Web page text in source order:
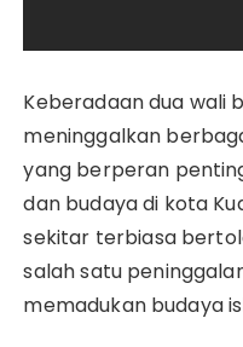
Keberadaan dua wali
meninggalkan
yang berperan
dan budaya di kota
sekitar terbiasa
salah satu
memadukan budaya